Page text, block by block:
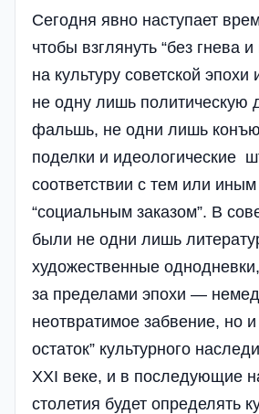
Сегодня явно наступает
чтобы взглянуть “без гнева и
на культуру советской эпохи
не одну лишь политическую
фальшь, не одни лишь
поделки и идеологические
соответствии с тем или
“социальным заказом”. В
были не одни лишь
художественные
за пределами эпохи —
неотвратимое забвение, но и
остаток” культурного
XXI веке, и в последующие
столетия будет определять